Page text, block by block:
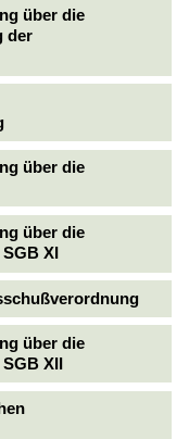
über die
der
über die
über die
XI
über die
XII